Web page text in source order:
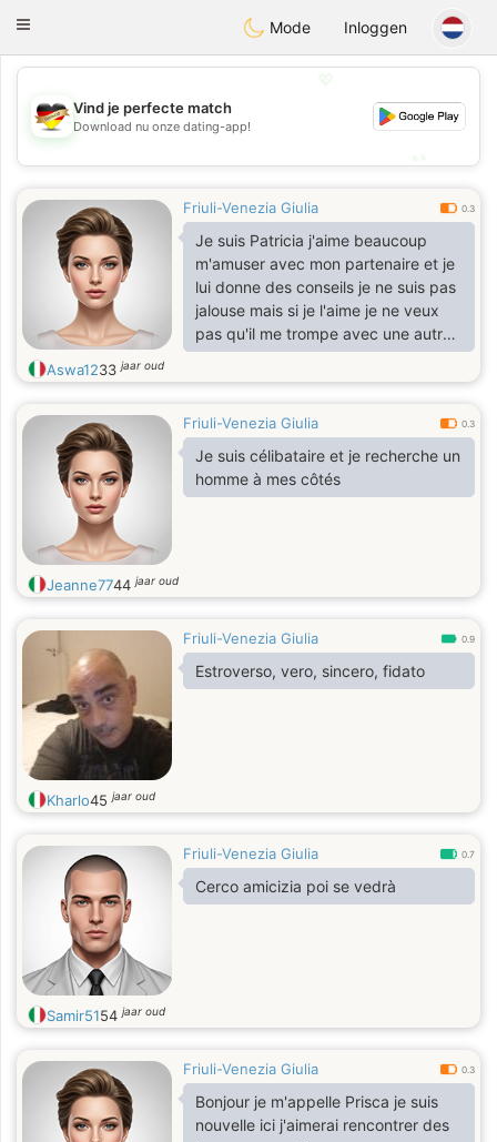
Deutsch Dating
Toggle
Mode Inloggen
💖
💕
Vind je perfecte match
Download nu onze dating-app!
Friuli-Venezia Giulia 0.3
Je suis Patricia j'aime beaucoup
m'amuser avec mon partenaire et je
lui donne des conseils je ne suis pas
jalouse mais si je l'aime je ne veux
pas qu'il me trompe avec une autre
femme
Aswa1233jaar oud
Friuli-Venezia Giulia 0.3
Je suis célibataire et je recherche un
homme à mes côtés
Jeanne7744jaar oud
Friuli-Venezia Giulia 0.9
Estroverso, vero, sincero, fidato
Kharlo45jaar oud
Friuli-Venezia Giulia 0.7
Cerco amicizia poi se vedrà
Samir5154jaar oud
Friuli-Venezia Giulia 0.3
Bonjour je m'appelle Prisca je suis
nouvelle ici j'aimerai rencontrer des